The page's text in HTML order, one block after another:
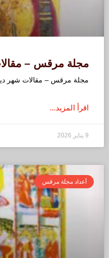
مجلة مرقس – مقالات
مجلة مرقس – مقالات شهر
اقرأ المزيد...
9 يناير 2026
أعداد مجلة مرقس